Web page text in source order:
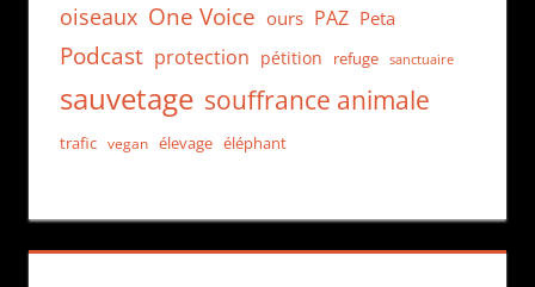
oiseaux One Voice ours PAZ Peta
Podcast protection pétition refuge sanctuaire
sauvetage souffrance animale
trafic vegan élevage éléphant